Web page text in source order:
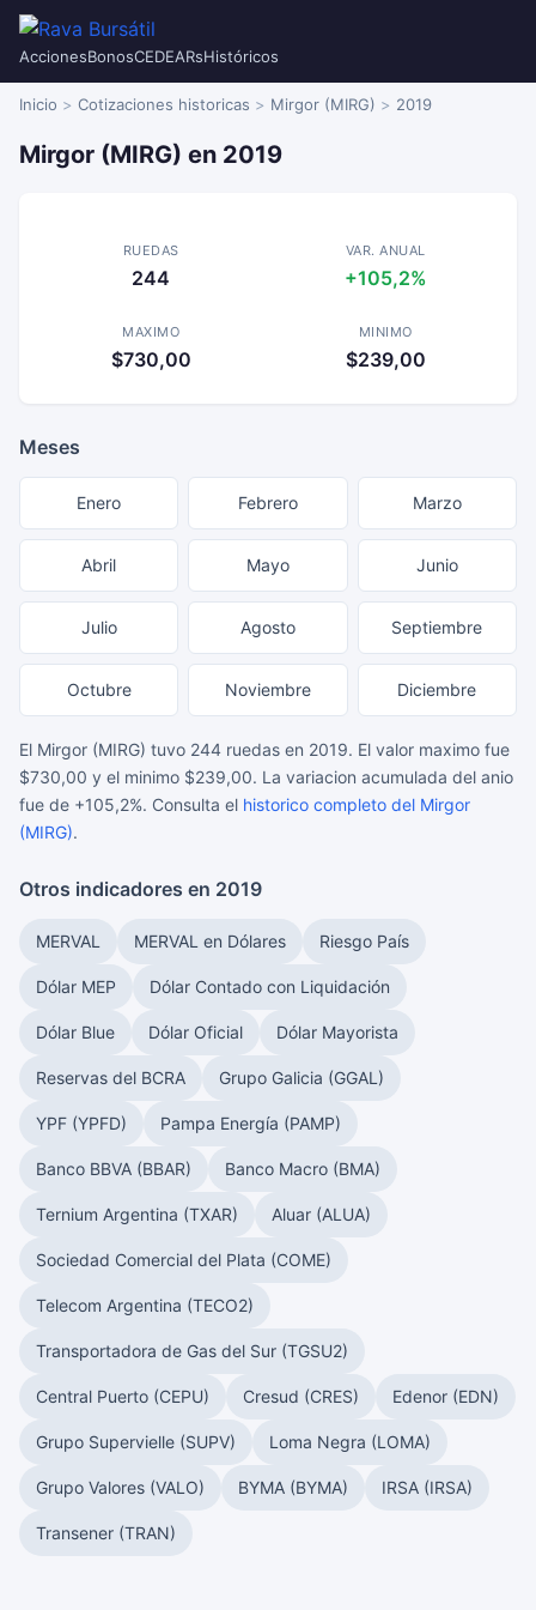
AccionesBonosCEDEARsHistóricos
Inicio Cotizaciones historicas Mirgor (MIRG) 2019
Mirgor (MIRG) en 2019
RUEDAS
244
VAR. ANUAL
+105,2%
MAXIMO
$730,00
MINIMO
$239,00
Meses
Enero Febrero Marzo
Abril Mayo Junio
Julio Agosto Septiembre
Octubre Noviembre Diciembre
El Mirgor (MIRG) tuvo 244 ruedas en 2019. El valor maximo fue
$730,00 y el minimo $239,00. La variacion acumulada del anio
fue de +105,2%. Consulta el historico completo del Mirgor
(MIRG).
Otros indicadores en 2019
MERVAL MERVAL en Dólares Riesgo País
Dólar MEP Dólar Contado con Liquidación
Dólar Blue Dólar Oficial Dólar Mayorista
Reservas del BCRA Grupo Galicia (GGAL)
YPF (YPFD) Pampa Energía (PAMP)
Banco BBVA (BBAR) Banco Macro (BMA)
Ternium Argentina (TXAR) Aluar (ALUA)
Sociedad Comercial del Plata (COME)
Telecom Argentina (TECO2)
Transportadora de Gas del Sur (TGSU2)
Central Puerto (CEPU) Cresud (CRES) Edenor (EDN)
Grupo Supervielle (SUPV) Loma Negra (LOMA)
Grupo Valores (VALO) BYMA (BYMA) IRSA (IRSA)
Transener (TRAN)